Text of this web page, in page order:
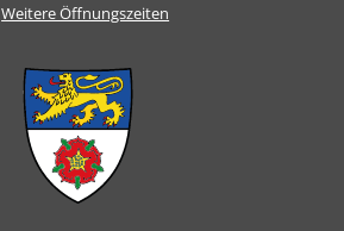
Weitere Öffnungszeiten